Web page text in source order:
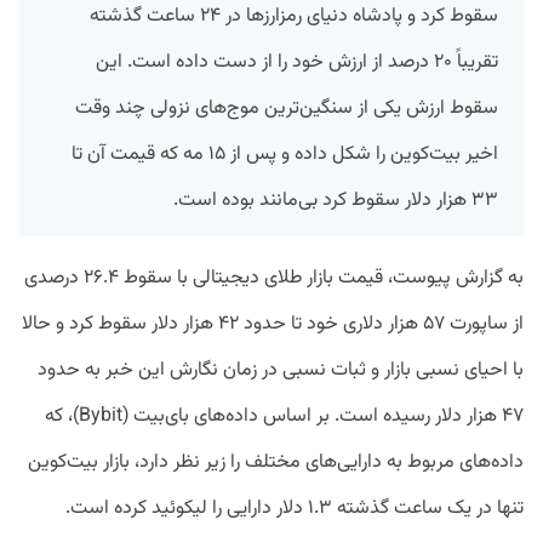
سقوط کرد و پادشاه دنیای رمزارزها در ۲۴ ساعت گذشته
تقریباً ۲۰ درصد از ارزش خود را از دست داده است. این
سقوط ارزش یکی از سنگین‌ترین موج‌های نزولی چند وقت
اخیر بیت‌کوین را شکل داده و پس از ۱۵ مه که قیمت آن تا
۳۳ هزار دلار سقوط کرد بی‌مانند بوده است.
به گزارش پیوست، قیمت بازار طلای دیجیتالی با سقوط ۲۶.۴ درصدی
از ساپورت ۵۷ هزار دلاری خود تا حدود ۴۲ هزار دلار سقوط کرد و حالا
با احیای نسبی بازار و ثبات نسبی در زمان نگارش این خبر به حدود
۴۷ هزار دلار رسیده است. بر اساس داده‌های بای‌بیت (Bybit)، که
داده‌های مربوط به دارایی‌های مختلف را زیر نظر دارد، بازار بیت‌کوین
تنها در یک ساعت گذشته ۱.۳ دلار دارایی را لیکوئید کرده است.